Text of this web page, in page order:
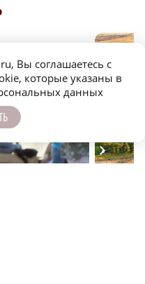
Вы соглашаетесь с
которые указаны в
данных